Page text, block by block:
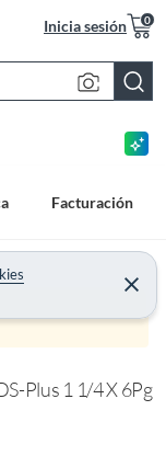
Inicia sesión 0
Facturación
Plus 1 1/4 X 6Pg